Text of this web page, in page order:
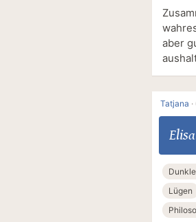
aber
Tatjana ·
Lügen